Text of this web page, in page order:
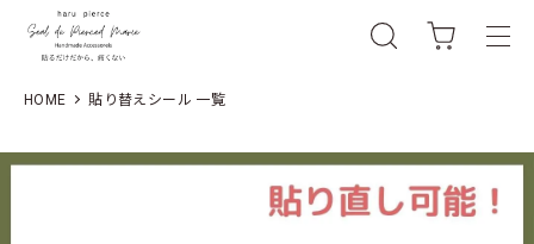
HOME 貼り替えシール 一覧